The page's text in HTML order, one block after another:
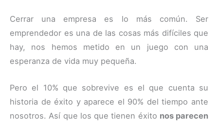
Cerrar una empresa es lo más común. Ser
emprendedor es una de las cosas más difíciles que
hay, nos hemos metido en un juego con una
esperanza de vida muy pequeña.
Pero el 10% que sobrevive es el que cuenta su
historia de éxito y aparece el 90% del tiempo ante
nosotros. Así que los que tienen éxito nos parecen